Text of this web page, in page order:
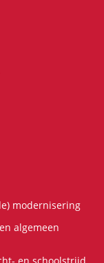
modernisering
algemeen